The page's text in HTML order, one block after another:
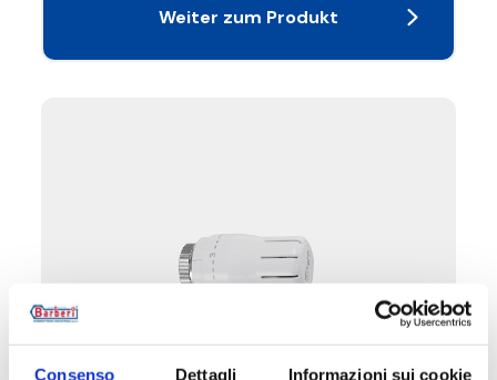
Consenso Dettagli Informazioni sui cookie
Weiter zum Produkt